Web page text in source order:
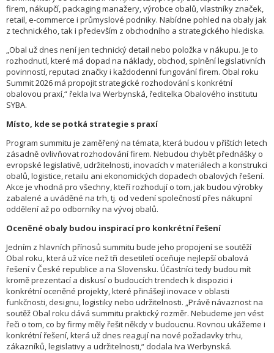
firem, nákupčí, packaging manažery, výrobce obalů, vlastníky značek,
retail, e-commerce i průmyslové podniky. Nabídne pohled na obaly jak
z technického, tak i především z obchodního a strategického hlediska.
„Obal už dnes není jen technický detail nebo položka v nákupu. Je to
rozhodnutí, které má dopad na náklady, obchod, splnění legislativních
povinností, reputaci značky i každodenní fungování firem. Obal roku
Summit 2026 má propojit strategické rozhodování s konkrétní
obalovou praxí,“ řekla Iva Werbynská, ředitelka Obalového institutu
SYBA.
Místo, kde se potká strategie s praxí
Program summitu je zaměřený na témata, která budou v příštích letech
zásadně ovlivňovat rozhodování firem. Nebudou chybět přednášky o
evropské legislativě, udržitelnosti, inovacích v materiálech a konstrukci
obalů, logistice, retailu ani ekonomických dopadech obalových řešení.
Akce je vhodná pro všechny, kteří rozhodují o tom, jak budou výrobky
zabalené a uváděné na trh, tj. od vedení společností přes nákupní
oddělení až po odborníky na vývoj obalů.
Oceněné obaly budou inspirací pro konkrétní řešení
Jedním z hlavních přínosů summitu bude jeho propojení se soutěží
Obal roku, která už více než tři desetiletí oceňuje nejlepší obalová
řešení v České republice a na Slovensku. Účastníci tedy budou mít
kromě prezentací a diskusí o budoucích trendech k dispozici i
konkrétní oceněné projekty, které přinášejí inovace v oblasti
funkčnosti, designu, logistiky nebo udržitelnosti. „Právě návaznost na
soutěž Obal roku dává summitu praktický rozměr. Nebudeme jen vést
řeči o tom, co by firmy měly řešit někdy v budoucnu. Rovnou ukážeme i
konkrétní řešení, která už dnes reagují na nové požadavky trhu,
zákazníků, legislativy a udržitelnosti,“ dodala Iva Werbynská.